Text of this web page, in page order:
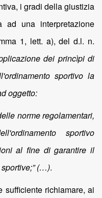
i gradi della giustizia
ad una interpretazione
1, lett. a), del d.l. n.
dei princìpi di
sportivo la
oggetto:
norme regolamentari,
sportivo
al fine di garantire il
(…).
richiamare, ai